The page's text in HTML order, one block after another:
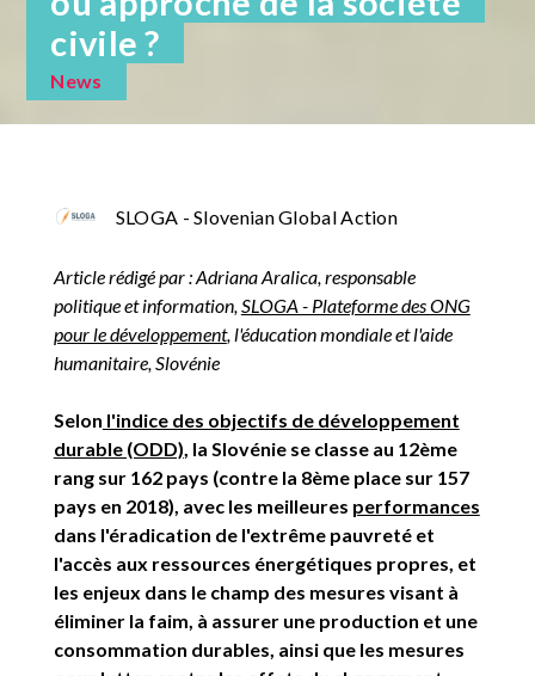
civile ?
News
SLOGA - Slovenian Global Action
Article rédigé par : Adriana Aralica, responsable
politique et information,SLOGA - Plateforme des ONG
pour le développement, l'éducation mondiale et l'aide
humanitaire, Slovénie
Selon l'indice des objectifs de développement
durable (ODD), la Slovénie se classe au 12ème
rang sur 162 pays (contre la 8ème place sur 157
pays en 2018), avec les meilleures performances
dans l'éradication de l'extrême pauvreté et
l'accès aux ressources énergétiques propres, et
les enjeux dans le champ des mesures visant à
éliminer la faim, à assurer une production et une
consommation durables, ainsi que les mesures